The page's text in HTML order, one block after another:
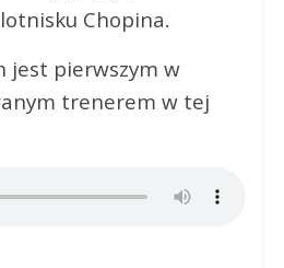
Chopina.
jest pierwszym w
trenerem w tej